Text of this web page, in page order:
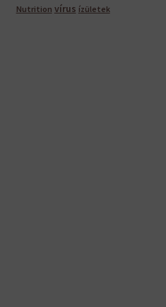
Nutrition vírus ízületek